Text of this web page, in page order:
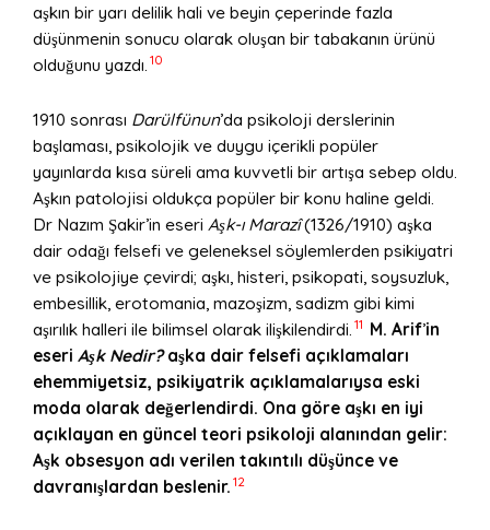
aşkın bir yarı delilik hali ve beyin çeperinde fazla
düşünmenin sonucu olarak oluşan bir tabakanın ürünü
olduğunu yazdı. 10
1910 sonrası Darülfünun’da psikoloji derslerinin
başlaması, psikolojik ve duygu içerikli popüler
yayınlarda kısa süreli ama kuvvetli bir artışa sebep oldu.
Aşkın patolojisi oldukça popüler bir konu haline geldi.
Dr Nazım Şakir’in eseri Aşk-ıMarazî(1326/1910) aşka
dair odağı felsefi ve geleneksel söylemlerden psikiyatri
ve psikolojiye çevirdi; aşkı, histeri, psikopati, soysuzluk,
embesillik, erotomania, mazoşizm, sadizm gibi kimi
aşırılık halleri ile bilimsel olarak ilişkilendirdi. 11 M. Arif’in
eseri Aşk Nedir?aşka dair felsefi açıklamaları
ehemmiyetsiz, psikiyatrik açıklamalarıysa eski
moda olarak değerlendirdi. Ona göre aşkı en iyi
açıklayan en güncel teori psikoloji alanından gelir:
Aşk obsesyon adı verilen takıntılı düşünce ve
davranışlardan beslenir. 12